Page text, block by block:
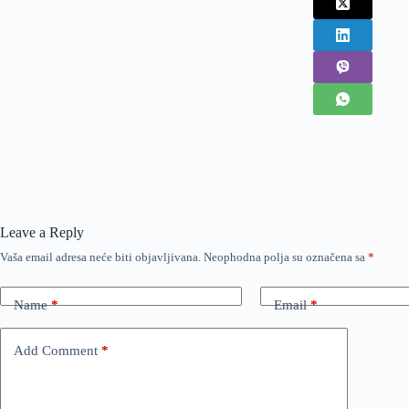
Leave a Reply
Vaša email adresa neće biti objavljivana. Neophodna polja su označena sa *
Name* Email*
Add Comment *